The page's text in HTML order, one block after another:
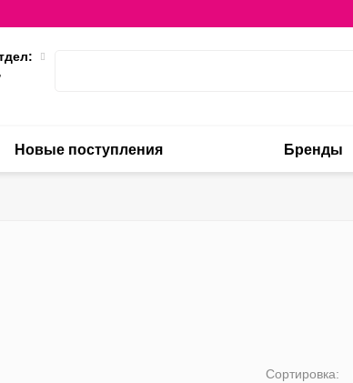
Новые поступления Бренды
Сортировка: